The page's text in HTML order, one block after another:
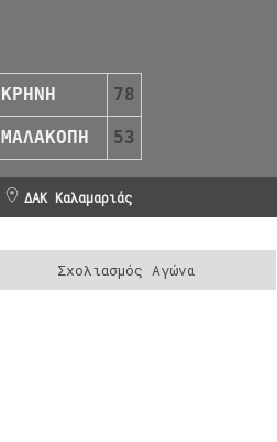
ΚΡΗΝΗ 78
ΜΑΛΑΚΟΠΗ 53
ΔΑΚ Καλαμαριάς
Σχολιασμός Αγώνα